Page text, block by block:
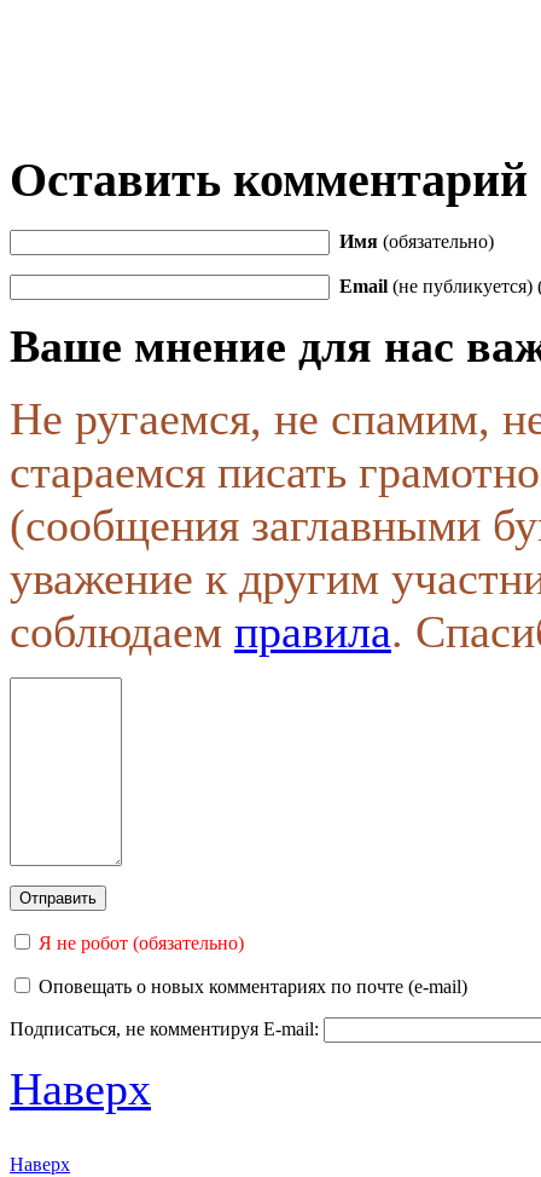
Оставить комментарий
Имя (обязательно)
Email (не публикуется)
Ваше мнение для нас
Не ругаемся, не спамим,
стараемся писать
(сообщения заглавными
уважение к другим
соблюдаем правила.
Я не робот (обязательно)
Оповещать о новых комментариях по почте (e-mail)
Подписаться, не комментируя E-mail:
Наверх
Наверх